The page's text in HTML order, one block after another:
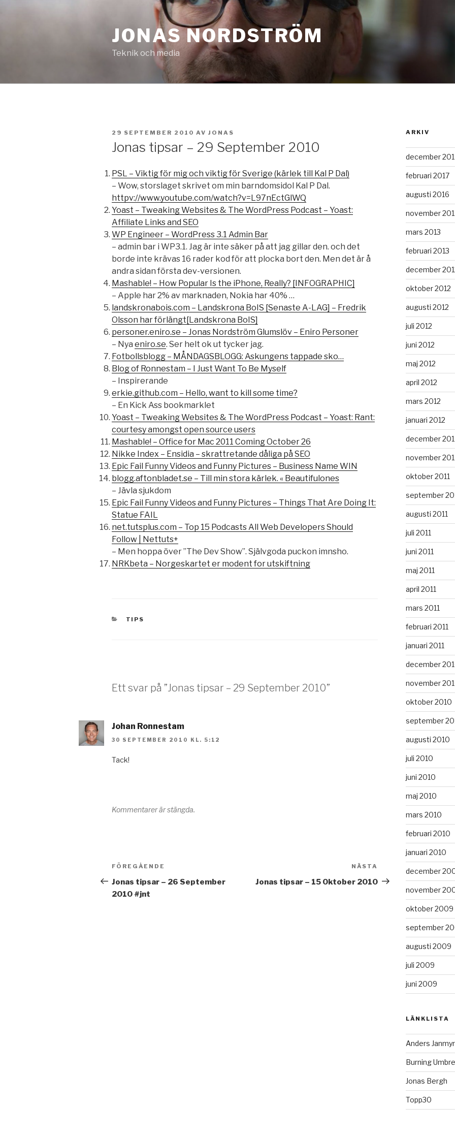
JONAS NORDSTRÖM
Teknik och media
PUBLICERAT
29 SEPTEMBER 2010 AV JONAS
Jonas tipsar – 29 September 2010
PSL – Viktig för mig och viktig för Sverige (kärlek till Kal P Dal)
– Wow, storslaget skrivet om min barndomsidol Kal P Dal.
httpv://www.youtube.com/watch?v=L97nEctGlWQ
Yoast – Tweaking Websites & The WordPress Podcast – Yoast:
Affiliate Links and SEO
WP Engineer – WordPress 3.1 Admin Bar
– admin bar i WP3.1. Jag är inte säker på att jag gillar den. och det
borde inte krävas 16 rader kod för att plocka bort den. Men det är å
andra sidan första dev-versionen.
Mashable! – How Popular Is the iPhone, Really? [INFOGRAPHIC]
– Apple har 2% av marknaden, Nokia har 40% …
landskronabois.com – Landskrona BoIS [Senaste A-LAG] – Fredrik
Olsson har förlängt[Landskrona BoIS]
personer.eniro.se – Jonas Nordström Glumslöv – Eniro Personer
– Nya eniro.se. Ser helt ok ut tycker jag.
Fotbollsblogg – MÅNDAGSBLOGG: Askungens tappade sko…
Blog of Ronnestam – I Just Want To Be Myself
– Inspirerande
erkie.github.com – Hello, want to kill some time?
– En Kick Ass bookmarklet
Yoast – Tweaking Websites & The WordPress Podcast – Yoast: Rant:
courtesy amongst open source users
Mashable! – Office for Mac 2011 Coming October 26
Nikke Index – Ensidia – skrattretande dåliga på SEO
Epic Fail Funny Videos and Funny Pictures – Business Name WIN
blogg.aftonbladet.se – Till min stora kärlek. « Beautifulones
– Jävla sjukdom
Epic Fail Funny Videos and Funny Pictures – Things That Are Doing It:
Statue FAIL
net.tutsplus.com – Top 15 Podcasts All Web Developers Should
Follow | Nettuts+
– Men hoppa över ”The Dev Show”. Självgoda puckon imnsho.
NRKbeta – Norgeskartet er modent for utskiftning
KATEGORIER
TIPS
Ett svar på ”Jonas tipsar – 29 September 2010”
Johan Ronnestam
30 SEPTEMBER 2010 KL. 5:12
Tack!
Kommentarer är stängda.
Inläggsnavigering
Föregående
inlägg
FÖREGÅENDE
Jonas tipsar – 26 September
2010 #jnt
inlägg
NÄSTA
Jonas tipsar – 15 Oktober 2010
ARKIV
december
februari 2017
augusti 2016
november
mars 2013
februari 2013
december
oktober 2012
augusti 2012
juli 2012
juni 2012
maj 2012
april 2012
mars 2012
januari 2012
december
november
oktober 2011
september
augusti 2011
juli 2011
juni 2011
maj 2011
april 2011
mars 2011
februari 2011
januari 2011
december
november
oktober 2010
september
augusti 2010
juli 2010
juni 2010
maj 2010
mars 2010
februari 2010
januari 2010
december
november
oktober 2009
september
augusti 2009
juli 2009
juni 2009
LÄNKLISTA
Anders Janmyr
Burning
Jonas Bergh
Topp30